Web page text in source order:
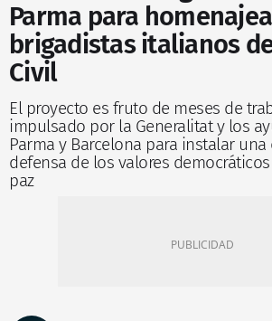
Parma para
brigadistas italianos
Civil
El proyecto es fruto de meses de
impulsado por la Generalitat y los
Parma y Barcelona para instalar
defensa de los valores
paz